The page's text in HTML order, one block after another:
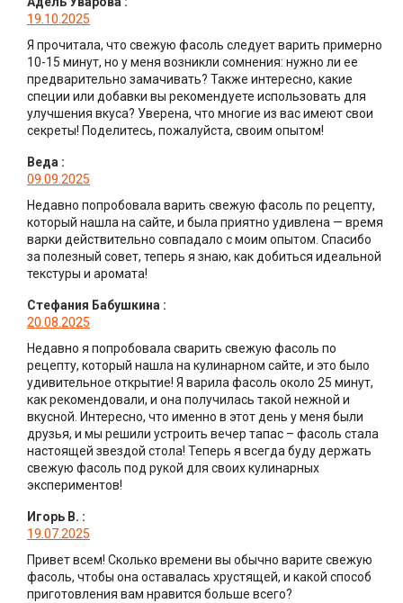
19.10.2025
Я прочитала, что свежую фасоль следует варить примерно
10-15 минут, но у меня возникли сомнения: нужно ли ее
предварительно замачивать? Также интересно, какие
специи или добавки вы рекомендуете использовать для
улучшения вкуса? Уверена, что многие из вас имеют свои
секреты! Поделитесь, пожалуйста, своим опытом!
Веда :
09.09.2025
Недавно попробовала варить свежую фасоль по рецепту,
который нашла на сайте, и была приятно удивлена — время
варки действительно совпадало с моим опытом. Спасибо
за полезный совет, теперь я знаю, как добиться идеальной
текстуры и аромата!
Стефания Бабушкина :
20.08.2025
Недавно я попробовала сварить свежую фасоль по
рецепту, который нашла на кулинарном сайте, и это было
удивительное открытие! Я варила фасоль около 25 минут,
как рекомендовали, и она получилась такой нежной и
вкусной. Интересно, что именно в этот день у меня были
друзья, и мы решили устроить вечер тапас – фасоль стала
настоящей звездой стола! Теперь я всегда буду держать
свежую фасоль под рукой для своих кулинарных
экспериментов!
Игорь В. :
19.07.2025
Привет всем! Сколько времени вы обычно варите свежую
фасоль, чтобы она оставалась хрустящей, и какой способ
приготовления вам нравится больше всего?